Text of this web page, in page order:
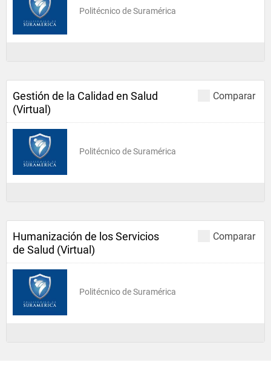
Politécnico de Suramérica
Comparar
Gestión de la Calidad en Salud
(Virtual)
Politécnico de Suramérica
Comparar
Humanización de los Servicios
de Salud (Virtual)
Politécnico de Suramérica